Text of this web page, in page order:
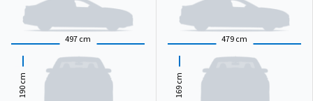
497 cm
190
cm
479 cm
169
cm